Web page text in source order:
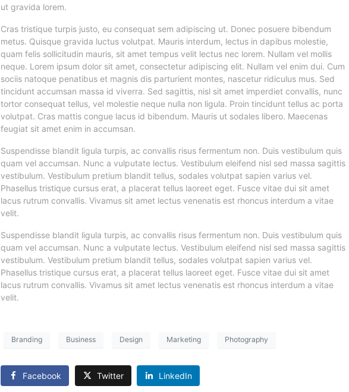
ut gravida lorem.
Cras tristique turpis justo, eu consequat sem adipiscing ut. Donec posuere bibendum
metus. Quisque gravida luctus volutpat. Mauris interdum, lectus in dapibus molestie,
quam felis sollicitudin mauris, sit amet tempus velit lectus nec lorem. Nullam vel mollis
neque. Lorem ipsum dolor sit amet, consectetur adipiscing elit. Nullam vel enim dui. Cum
sociis natoque penatibus et magnis dis parturient montes, nascetur ridiculus mus. Sed
tincidunt accumsan massa id viverra. Sed sagittis, nisl sit amet imperdiet convallis, nunc
tortor consequat tellus, vel molestie neque nulla non ligula. Proin tincidunt tellus ac porta
volutpat. Cras mattis congue lacus id bibendum. Mauris ut sodales libero. Maecenas
feugiat sit amet enim in accumsan.
Suspendisse blandit ligula turpis, ac convallis risus fermentum non. Duis vestibulum quis
quam vel accumsan. Nunc a vulputate lectus. Vestibulum eleifend nisl sed massa sagittis
vestibulum. Vestibulum pretium blandit tellus, sodales volutpat sapien varius vel.
Phasellus tristique cursus erat, a placerat tellus laoreet eget. Fusce vitae dui sit amet
lacus rutrum convallis. Vivamus sit amet lectus venenatis est rhoncus interdum a vitae
velit.
Suspendisse blandit ligula turpis, ac convallis risus fermentum non. Duis vestibulum quis
quam vel accumsan. Nunc a vulputate lectus. Vestibulum eleifend nisl sed massa sagittis
vestibulum. Vestibulum pretium blandit tellus, sodales volutpat sapien varius vel.
Phasellus tristique cursus erat, a placerat tellus laoreet eget. Fusce vitae dui sit amet
lacus rutrum convallis. Vivamus sit amet lectus venenatis est rhoncus interdum a vitae
velit.
Branding Business Design Marketing Photography
Facebook Twitter LinkedIn